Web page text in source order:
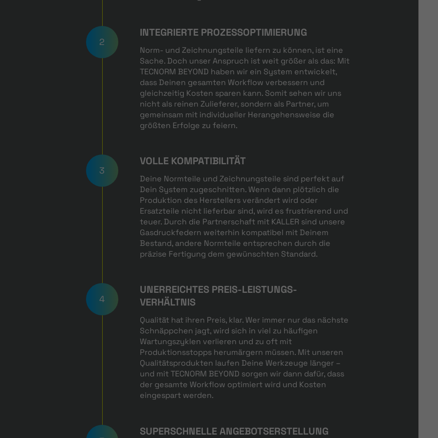
2
INTEGRIERTE PROZESSOPTIMIERUNG
Norm- und Zeichnungsteile liefern zu können, ist eine
Sache. Doch unser Anspruch ist weit größer als das: Mit
TECNORM BEYOND haben wir ein System entwickelt,
dass Deinen gesamten Workflow verbessern und
gleichzeitig Kosten sparen kann. Somit sehen wir uns
nicht als reinen Zulieferer, sondern als Partner, um
gemeinsam mit individueller Herangehensweise die
größten Erfolge zu feiern.
3
VOLLE KOMPATIBILITÄT
Deine Normteile und Zeichnungsteile sind perfekt auf
Dein System zugeschnitten. Wenn dann plötzlich die
Produktion des Herstellers verändert wird oder
Ersatzteile nicht lieferbar sind, wird es frustrierend und
teuer. Durch die Partnerschaft mit KALLER sind unsere
Gasdruckfedern weiterhin kompatibel mit Deinem
Bestand, andere Normteile entsprechen durch die
präzise Fertigung dem gewünschten Standard.
4
UNERREICHTES PREIS-LEISTUNGS-
VERHÄLTNIS
Qualität hat ihren Preis, klar. Wer immer nur das nächste
Schnäppchen jagt, wird sich in viel zu häufigen
Wartungszyklen verlieren und zu oft mit
Produktionsstopps herumärgern müssen. Mit unseren
Qualitätsprodukten laufen Deine Werkzeuge länger –
und mit TECNORM BEYOND sorgen wir dann dafür, dass
der gesamte Workflow optimiert wird und Kosten
eingespart werden.
SUPERSCHNELLE ANGEBOTSERSTELLUNG